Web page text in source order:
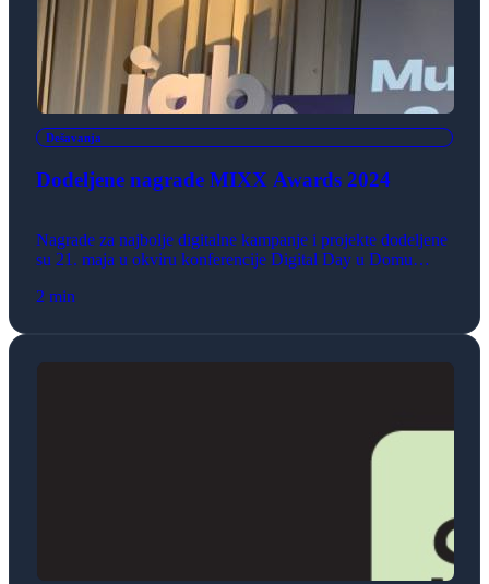
Dešavanja
Dodeljene nagrade MIXX Awards 2024
Nagrade za najbolje digitalne kampanje i projekte dodeljene
su 21. maja u okviru konferencije Digital Day u Domu
činili: Nikola Parun, Ovation BBDO, Monika Pehar,
2 min